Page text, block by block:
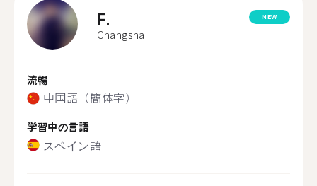
F.
Changsha
NEW
流暢
中国語（簡体字）
学習中の言語
スペイン語